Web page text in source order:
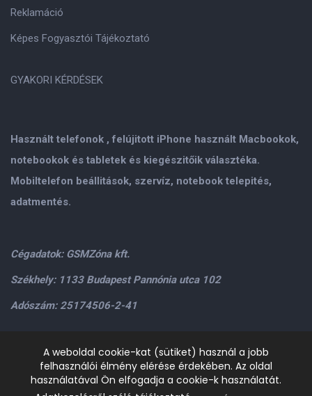
Használt telefonok , felújitott iPhone használt Macbookok,
notebookok és tabletek és kiegészitőik választéka.
Mobiltelefon beállitások, szervíz, notebook telepités,
adatmentés.
Cégadatok: GSMZóna kft.
Székhely: 1133 Budapest Pannónia utca 102
Adószám: 25174506-2-41
Személyes átvétel: GSMZóna kft. 1134.Bp. Váci út 9-15
H-P: 9.00-17.00,Szo: 9.00-13.00+36205534995+36209906363
gsmzonakft@gmail.com
Reklamáció
Képes Fogyasztói Tájékoztató
GYAKORI KÉRDÉSEK
A weboldal cookie-kat (sütiket) használ a jobb
felhasználói élmény elérése érdekében. Az oldal
használatával Ön elfogadja a cookie-k használatát.